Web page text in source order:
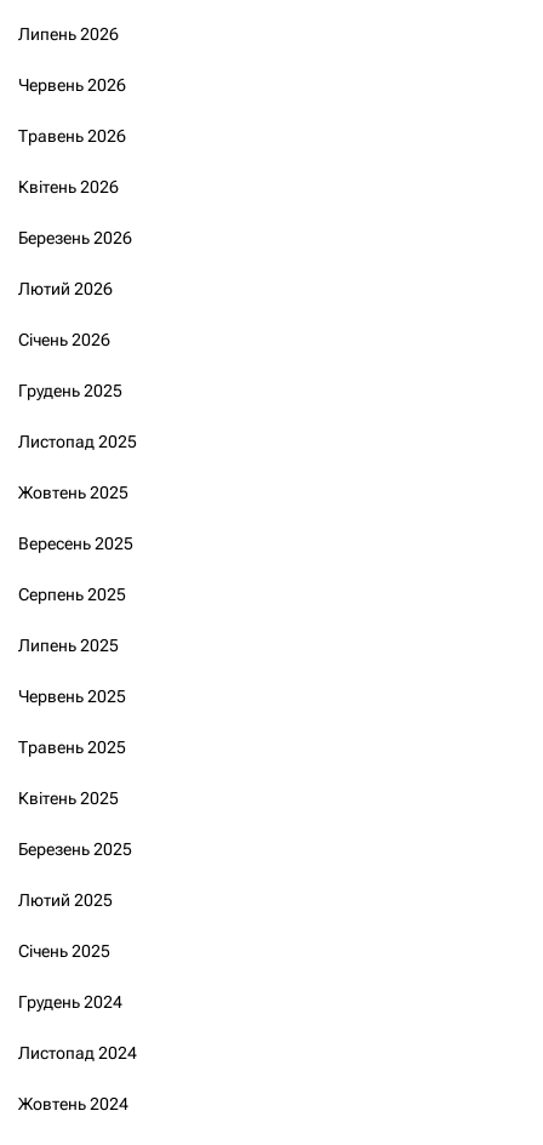
Липень 2026
Червень 2026
Травень 2026
Квітень 2026
Березень 2026
Лютий 2026
Січень 2026
Грудень 2025
Листопад 2025
Жовтень 2025
Вересень 2025
Серпень 2025
Липень 2025
Червень 2025
Травень 2025
Квітень 2025
Березень 2025
Лютий 2025
Січень 2025
Грудень 2024
Листопад 2024
Жовтень 2024